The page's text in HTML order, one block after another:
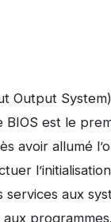
Output
BIOS est le
avoir allumé
aux
aux